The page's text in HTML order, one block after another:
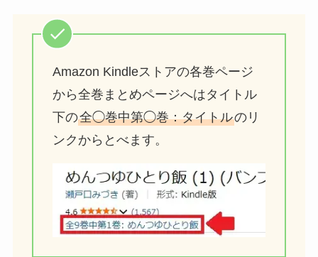
Amazon Kindleストアの各巻ページ
から全巻まとめページへはタイトル
下の全◯巻中第◯巻：タイトルのリ
ンクからとべます。